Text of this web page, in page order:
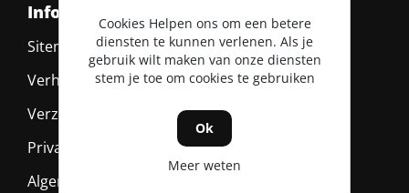
Informatie
Sitemap
Verhuurvoorwaarden
Verzending & retour
Privacy policy
Algemene voorwaarden
Cookies Helpen ons om een betere
diensten te kunnen verlenen. Als je
gebruik wilt maken van onze diensten
stem je toe om cookies te gebruiken
Ok
Meer weten